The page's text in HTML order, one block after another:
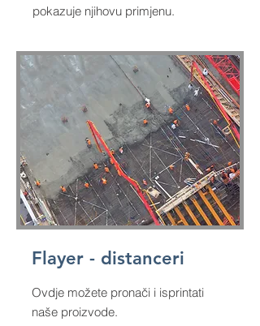
pokazuje njihovu primjenu.
Flayer - distanceri
Ovdje možete pronači i isprintati
naše proizvode.